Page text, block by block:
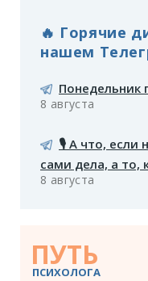
🔥 Горячие
нашем
Понедельник
8 августа
🎙️ А что, если
сами дела, а то,
8 августа
ПУТЬ
ПСИХОЛОГА